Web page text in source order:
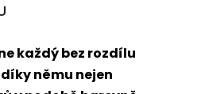
každý bez rozdílu
němu nejen